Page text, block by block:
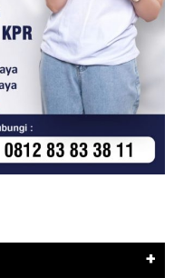
+